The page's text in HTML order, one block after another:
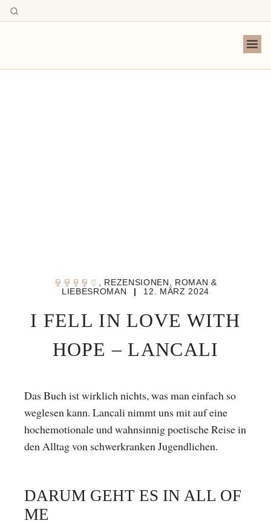
REZENSIONEN
ROMAN &
LIEBESROMAN
12. MÄRZ 2024
I FELL IN LOVE WITH
HOPE – LANCALI
Das Buch ist wirklich nichts, was man einfach so
weglesen kann. Lancali nimmt uns mit auf eine
hochemotionale und wahnsinnig poetische Reise in
den Alltag von schwerkranken Jugendlichen.
DARUM GEHT ES IN ALL OF
ME